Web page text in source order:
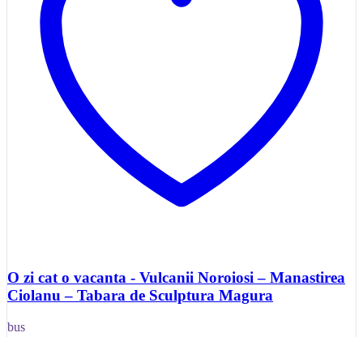
O zi cat o vacanta - Vulcanii Noroiosi – Manastirea
Ciolanu – Tabara de Sculptura Magura
bus